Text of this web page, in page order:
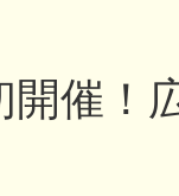
開催